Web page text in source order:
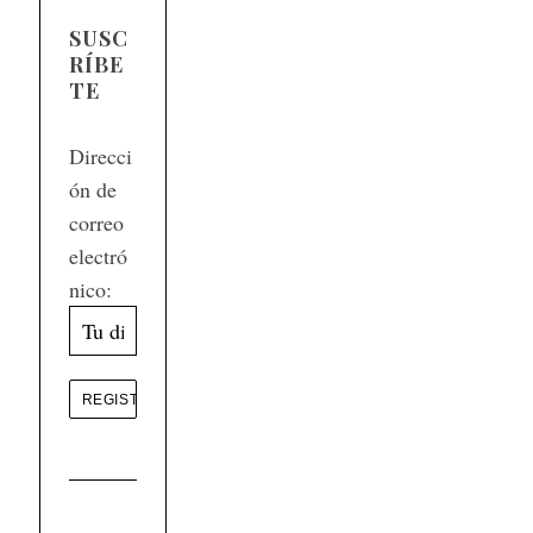
SUSC
RÍBE
TE
Direcci
ón de
correo
electró
nico: